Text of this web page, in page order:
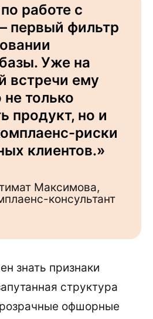
работе с
первый фильтр
Уже на
встречи ему
только
продукт, но и
риски
клиентов.»
Максимова,
консультант
знать признаки
структура
офшорные